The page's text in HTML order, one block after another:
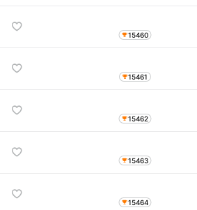
15460
15461
15462
15463
15464